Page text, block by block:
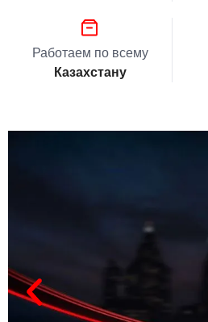
Работаем по всему
Казахстану